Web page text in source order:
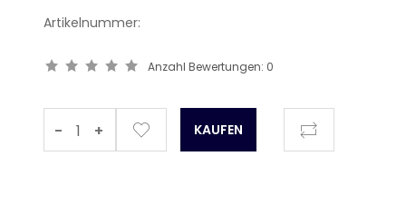
Artikelnummer:
Anzahl Bewertungen: 0
- +